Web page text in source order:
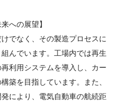
への展望】
でなく、その製造プロセスに
んでいます。工場内では再生
利用システムを導入し、カー
築を目指しています。また、
により、電気自動車の航続距